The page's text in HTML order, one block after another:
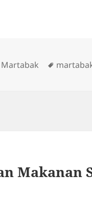
Categories
Martabak Tags
Makanan